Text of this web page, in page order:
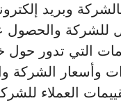
وبريد
للشركة والحصول
التي تدور حول
وأسعار الشركة
العملاء